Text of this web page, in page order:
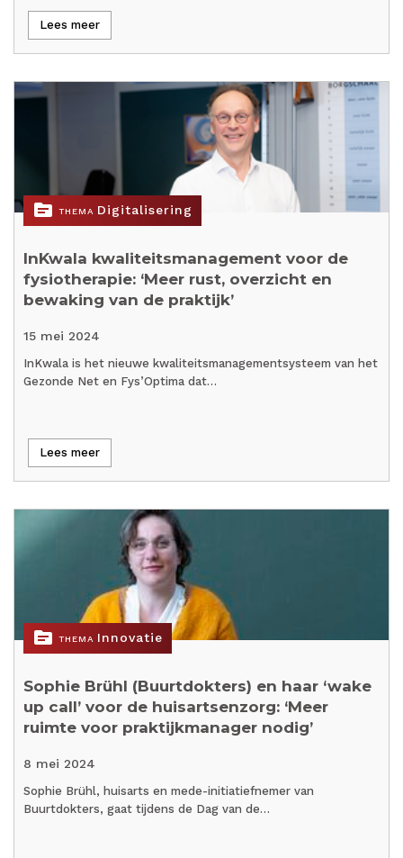
Lees meer
topic THEMA Digitalisering
InKwala kwaliteitsmanagement voor de
fysiotherapie: ‘Meer rust, overzicht en
bewaking van de praktijk’
15 mei 2024
InKwala is het nieuwe kwaliteitsmanagementsysteem van het
Gezonde Net en Fys’Optima dat…
Lees meer
topic THEMA Innovatie
Sophie Brühl (Buurtdokters) en haar ‘wake
up call’ voor de huisartsenzorg: ‘Meer
ruimte voor praktijkmanager nodig’
8 mei 2024
Sophie Brühl, huisarts en mede-initiatiefnemer van
Buurtdokters, gaat tijdens de Dag van de…